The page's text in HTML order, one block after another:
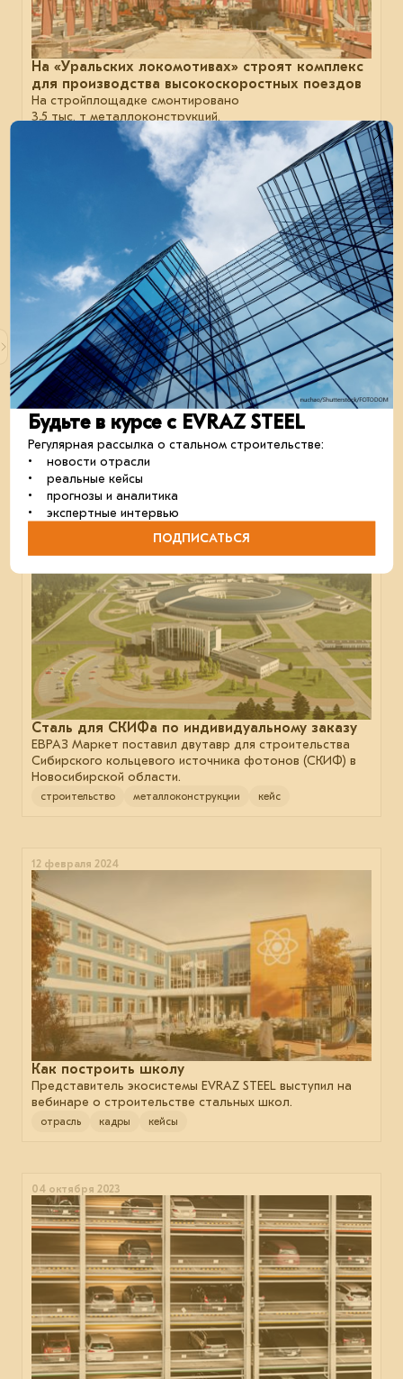
На «Уральских локомотивах» строят комплекс
для производства высокоскоростных поездов
На стройплощадке смонтировано
3,5 тыс. т металлоконструкций.
отрасль монтаж
Привлекательный сегмент
Центры обработки данных стали самым
быстрорастущим направлением строительства в США.
строительство сталь
25 марта 2024
Сталь для СКИФа по индивидуальному заказу
ЕВРАЗ Маркет поставил двутавр для строительства
Сибирского кольцевого источника фотонов (СКИФ) в
Новосибирской области.
строительство металлоконструкции кейс
12 февраля 2024
Как построить школу
Представитель экосистемы EVRAZ STEEL выступил на
вебинаре о строительстве стальных школ.
отрасль кадры кейсы
04 октября 2023
Будьте в курсе с EVRAZ STEEL
Регулярная рассылка о стальном строительстве:
• новости отрасли
• реальные кейсы
• прогнозы и аналитика
• экспертные интервью
ПОДПИСАТЬСЯ